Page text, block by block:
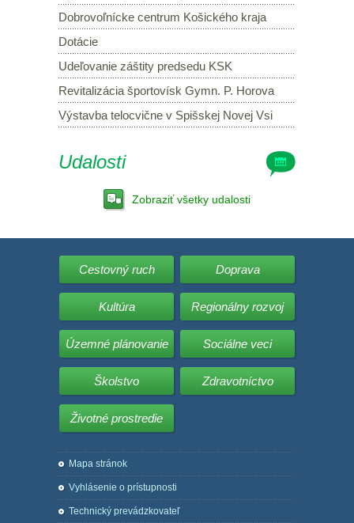
Dobrovoľnícke centrum Košického kraja
Dotácie
Udeľovanie záštity predsedu KSK
Revitalizácia športovísk Gymn. P. Horova
Výstavba telocvične v Spišskej Novej Vsi
Udalosti
Zobraziť všetky udalosti
Cestovný ruch Doprava
Kultúra Regionálny rozvoj
Územné plánovanie Sociálne veci
Školstvo Zdravotníctvo
Životné prostredie
Mapa stránok
Vyhlásenie o prístupnosti
Technický prevádzkovateľ